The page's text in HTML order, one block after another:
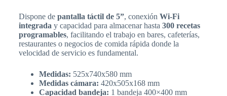
Dispone de pantalla táctil de 5”, conexión Wi-Fi
integrada y capacidad para almacenar hasta 300 recetas
programables, facilitando el trabajo en bares, cafeterías,
restaurantes o negocios de comida rápida donde la
velocidad de servicio es fundamental.
Medidas: 525x740x580 mm
Medidas cámara: 420x505x168 mm
Capacidad bandeja: 1 bandeja 400×400 mm